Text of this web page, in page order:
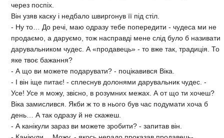
через поспіх.
Він узяв каску і недбало швиргонув її під стіл.
- Ну то… До речі, маю одразу тебе попередити - чудеса ми не
продаємо, а даруємо, тож насправді мене слід було б називати
дарувальником чудес. А «продавець» - то вже так, традиція. То
яке твоє бажання?
- А що ви можете подарувати? - поцікавився Віка.
- І він іще питає! - сплеснув долонями дарувальник чудес. -
Усе! Усе я можу, звісно, в розумних межах. А от що ти хочеш?
Віка замислився. Якби ж то в нього був час подумати хоча б
день… А так одразу й не скажеш.
- А канікули зараз ви можете зробити? - запитав він.